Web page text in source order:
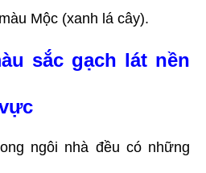
Mộc (xanh lá cây).
sắc gạch lát nền
ngôi nhà đều có những